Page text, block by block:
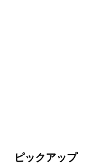
ピックアップ